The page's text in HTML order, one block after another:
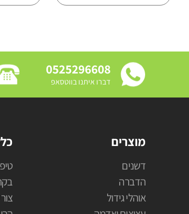
0525296608
דברו איתנו בווטסאפ
מוצרים
דשנים
הדברה
אוהלי גידול